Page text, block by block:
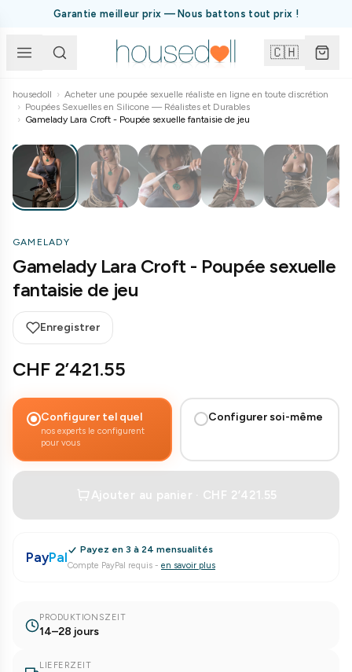
Garantie meilleur prix — Nous battons tout prix !
🇨🇭
housedoll › Acheter une poupée sexuelle réaliste en ligne en toute discrétion
› Poupées Sexuelles en Silicone — Réalistes et Durables
› Gamelady Lara Croft - Poupée sexuelle fantaisie de jeu
GAMELADY
Gamelady Lara Croft - Poupée sexuelle
fantaisie de jeu
Enregistrer
CHF 2’421.55
Configurer tel quel
nos experts le configurent
pour vous
Configurer soi-même
Ajouter au panier · CHF 2’421.55
PayPal Payez en 3 à 24 mensualités
Compte PayPal requis - en savoir plus
PRODUKTIONSZEIT
14–28 jours
LIEFERZEIT